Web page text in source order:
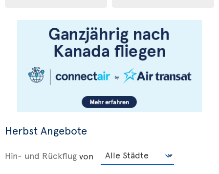
Herbst Angebote
Hin- und Rückflug von